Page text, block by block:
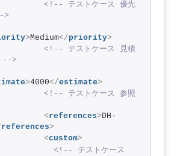
<!-- テストケース 優先
>
>Medium</priority>
<!-- テストケース 見積
-->
>4000</estimate>
<!-- テストケース 参照
<references>DH-
references>
<custom>
<!-- テストケース